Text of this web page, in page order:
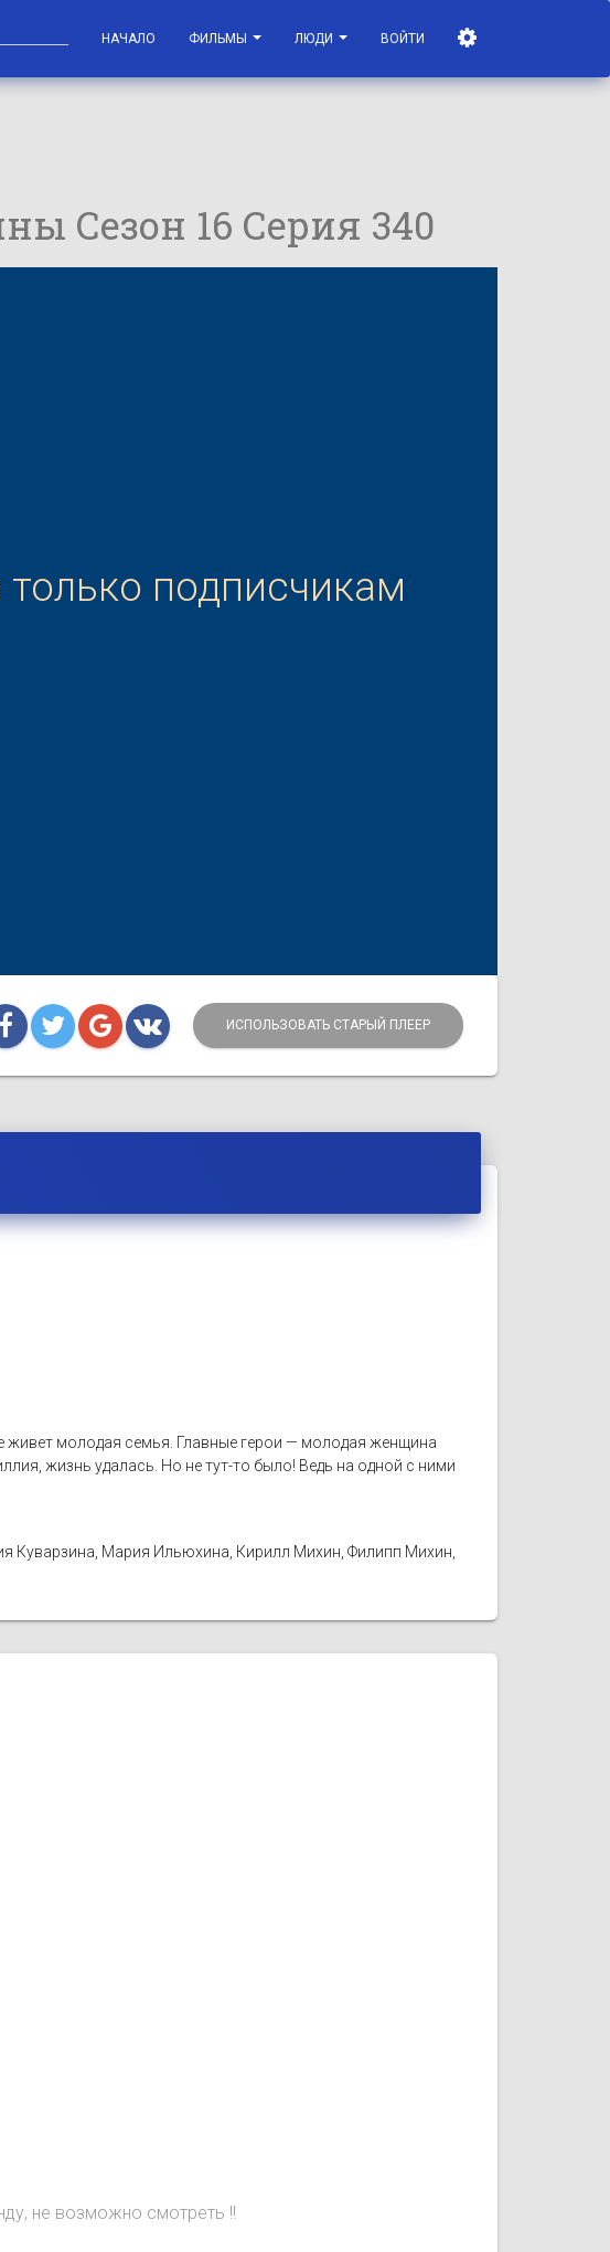
НАЧАЛО ФИЛЬМЫ ЛЮДИ ВОЙТИ
Сезон 16 Серия 340
подписчикам
ИСПОЛЬЗОВАТЬ СТАРЫЙ ПЛЕЕР
живет молодая семья. Главные герои — молодая женщина
жизнь удалась. Но не тут-то было! Ведь на одной с ними
Куварзина, Мария Ильюхина, Кирилл Михин, Филипп Михин,
не возможно смотреть !!